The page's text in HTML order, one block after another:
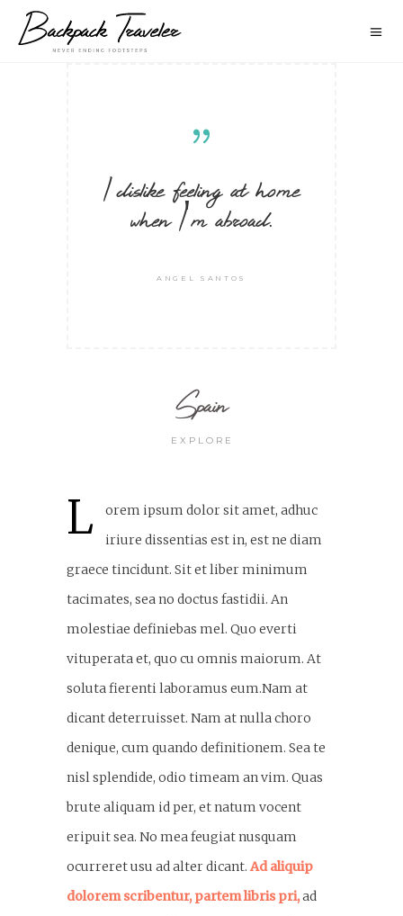
I dislike feeling at home
when I'm abroad.
ANGEL SANTOS
Spain
EXPLORE
L
orem ipsum dolor sit amet, adhuc
iriure dissentias est in, est ne diam
graece tincidunt. Sit et liber minimum
tacimates, sea no doctus fastidii. An
molestiae definiebas mel. Quo everti
vituperata et, quo cu omnis maiorum. At
soluta fierenti laboramus eum.Nam at
dicant deterruisset. Nam at nulla choro
denique, cum quando definitionem. Sea te
nisl splendide, odio timeam an vim. Quas
brute aliquam id per, et natum vocent
eripuit sea. No mea feugiat nusquam
ocurreret usu ad alter dicant. Ad aliquip
dolorem scribentur, partem libris pri,ad